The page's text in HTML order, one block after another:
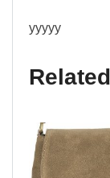
yyyyy